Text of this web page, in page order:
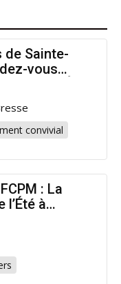
de Sainte-
vous
l’Été
convivial
: La
l’Été à